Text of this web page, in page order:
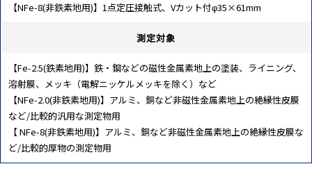
【NFe-8(非鉄素地用)】1点定圧接触式、Vカット付φ35×61mm
測定対象
【Fe-2.5(鉄素地用)】鉄・鋼などの磁性金属素地上の塗装、ライニング、
溶射膜、メッキ（電解ニッケルメッキを除く）など
【NFe-2.0(非鉄素地用)】アルミ、銅など非磁性金属素地上の絶縁性皮膜
など/比較的汎用な測定物用
【 NFe-8(非鉄素地用)】アルミ、銅など非磁性金属素地上の絶縁性皮膜な
ど/比較的厚物の測定物用